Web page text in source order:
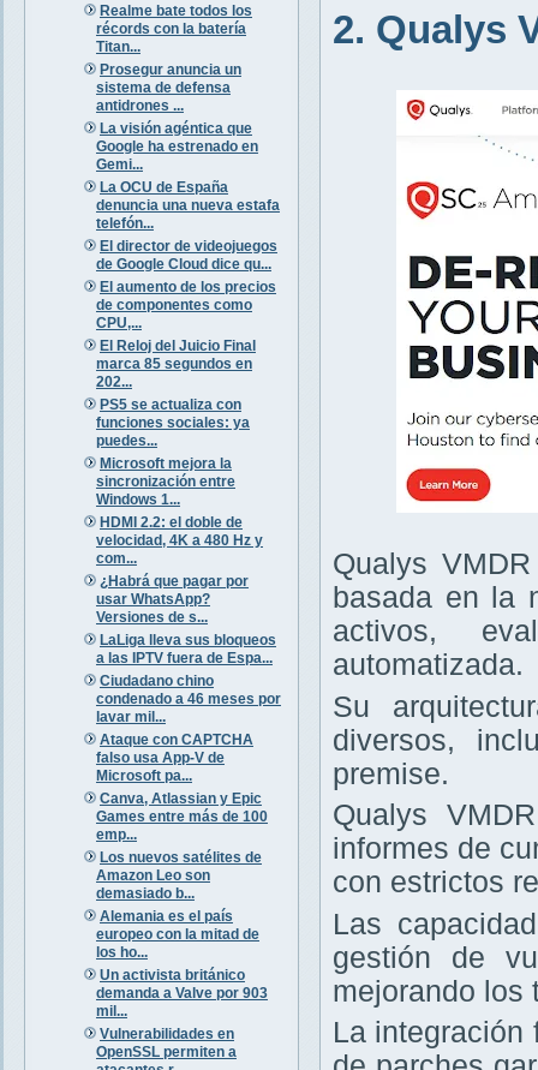
Realme bate todos los
récords con la batería
Titan...
Prosegur anuncia un
sistema de defensa
antidrones ...
La visión agéntica que
Google ha estrenado en
Gemi...
La OCU de España
denuncia una nueva estafa
telefón...
El director de videojuegos
de Google Cloud dice qu...
El aumento de los precios
de componentes como
CPU,...
El Reloj del Juicio Final
marca 85 segundos en
202...
PS5 se actualiza con
funciones sociales: ya
puedes...
Microsoft mejora la
sincronización entre
Windows 1...
HDMI 2.2: el doble de
velocidad, 4K a 480 Hz y
com...
¿Habrá que pagar por
usar WhatsApp?
Versiones de s...
LaLiga lleva sus bloqueos
a las IPTV fuera de Espa...
Ciudadano chino
condenado a 46 meses por
lavar mil...
Ataque con CAPTCHA
falso usa App-V de
Microsoft pa...
Canva, Atlassian y Epic
Games entre más de 100
emp...
Los nuevos satélites de
Amazon Leo son
demasiado b...
Alemania es el país
europeo con la mitad de
los ho...
Un activista británico
demanda a Valve por 903
mil...
Vulnerabilidades en
OpenSSL permiten a
2. Qualys
Qualys
basada en la
activos,
automatizada.
Su
diversos,
premise.
Qualys
informes de
con estrictos
Las
gestión de
mejorando los
La integración